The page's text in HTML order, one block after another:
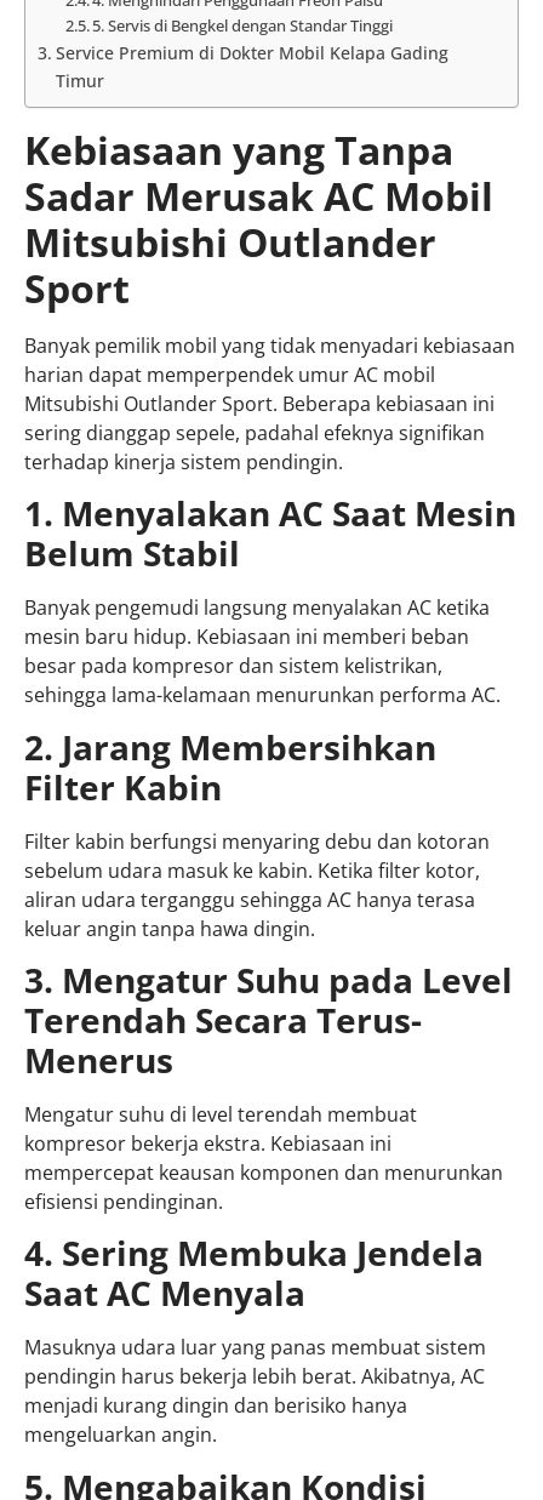
5. Servis di Bengkel dengan Standar Tinggi
Service Premium di Dokter Mobil Kelapa Gading
Timur
Kebiasaan yang Tanpa
Sadar Merusak AC Mobil
Mitsubishi Outlander
Sport
Banyak pemilik mobil yang tidak menyadari kebiasaan
harian dapat memperpendek umur AC mobil
Mitsubishi Outlander Sport. Beberapa kebiasaan ini
sering dianggap sepele, padahal efeknya signifikan
terhadap kinerja sistem pendingin.
1. Menyalakan AC Saat Mesin
Belum Stabil
Banyak pengemudi langsung menyalakan AC ketika
mesin baru hidup. Kebiasaan ini memberi beban
besar pada kompresor dan sistem kelistrikan,
sehingga lama-kelamaan menurunkan performa AC.
2. Jarang Membersihkan
Filter Kabin
Filter kabin berfungsi menyaring debu dan kotoran
sebelum udara masuk ke kabin. Ketika filter kotor,
aliran udara terganggu sehingga AC hanya terasa
keluar angin tanpa hawa dingin.
3. Mengatur Suhu pada Level
Terendah Secara Terus-
Menerus
Mengatur suhu di level terendah membuat
kompresor bekerja ekstra. Kebiasaan ini
mempercepat keausan komponen dan menurunkan
efisiensi pendinginan.
4. Sering Membuka Jendela
Saat AC Menyala
Masuknya udara luar yang panas membuat sistem
pendingin harus bekerja lebih berat. Akibatnya, AC
menjadi kurang dingin dan berisiko hanya
mengeluarkan angin.
5. Mengabaikan Kondisi